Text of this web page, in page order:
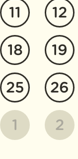
11 12
18 19
25 26
1 2